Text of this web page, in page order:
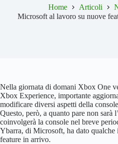
Home Articoli
Microsoft al lavoro su nuove
Nella giornata di domani Xbox One
Xbox Experience, importante
modificare diversi aspetti della
Questo, però, a quanto pare non sarà
coinvolgerà la console nel breve
Ybarra, di Microsoft, ha dato qualche
feature in arrivo.